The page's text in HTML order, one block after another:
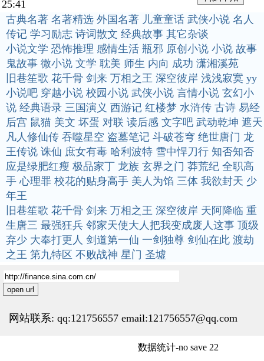
25:41
古典名著 名著精选 外国名著 儿童童话 武侠小说 名人
传记 学习励志 诗词散文 经典故事 其它杂谈
小说文学 恐怖推理 感情生活 瓶邪 原创小说 小说 故事
鬼故事 微小说 文学 耽美 师生 内向 成功 潇湘溪苑
旧巷笙歌 花千骨 剑来 万相之王 深空彼岸 浅浅寂寞 yy
小说吧 穿越小说 校园小说 武侠小说 言情小说 玄幻小
说 经典语录 三国演义 西游记 红楼梦 水浒传 古诗 易经
后宫 鼠猫 美文 坏蛋 对联 读后感 文字吧 武动乾坤 遮天
凡人修仙传 吞噬星空 盗墓笔记 斗破苍穹 绝世唐门 龙
王传说 诛仙 庶女有毒 哈利波特 雪中悍刀行 知否知否
应是绿肥红瘦 极品家丁 龙族 玄界之门 莽荒纪 全职高
手 心理罪 校花的贴身高手 美人为馅 三体 我欲封天 少
年王
旧巷笙歌 花千骨 剑来 万相之王 深空彼岸 天阿降临 重
生唐三 最强狂兵 邻家天使大人把我变成废人这事 顶级
弃少 大奉打更人 剑道第一仙 一剑独尊 剑仙在此 渡劫
之王 第九特区 不败战神 星门 圣墟
open url
网站联系: qq:121756557 email:121756557@qq.com